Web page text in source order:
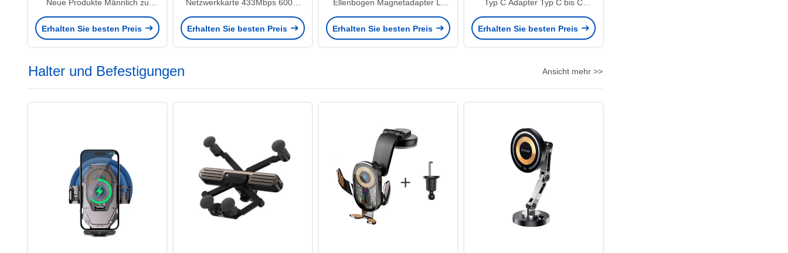
Neue Produkte Männlich zu
Männlich Datenkabel USB3.0 für
Datenübertragung
Erhalten Sie besten Preis
Netzwerkkarte 433Mbps 600M
für Laptop
Erhalten Sie besten Preis
Ellenbogen Magnetadapter L-
förmiger Entwurf Schwarz Weiß
100W 5A
Erhalten Sie besten Preis
Typ C Adapter Typ C bis C
Adapter 100W
Erhalten Sie besten Preis
Halter und Befestigungen Ansicht mehr >>